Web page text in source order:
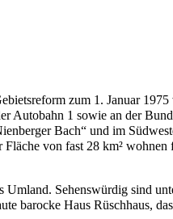
zum 1. Januar
Autobahn 1 sowie an der
Bach“ und im
Fläche von fast 28 km² wohnen
Sehenswürdig sind
barocke Haus Rüschhaus,